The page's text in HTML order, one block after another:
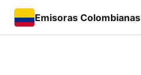
Emisoras Colombianas